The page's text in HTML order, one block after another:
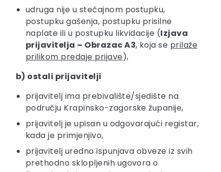
udruga nije u stečajnom postupku,
postupku gašenja, postupku prisilne
naplate ili u postupku likvidacije (Izjava
prijavitelja – Obrazac A3, koja se prilaže
prilikom predaje prijave),
b) ostali prijavitelji
prijavitelj ima prebivalište/sjedište na
području Krapinsko-zagorske županije,
prijavitelj je upisan u odgovarajući registar,
kada je primjenjivo,
prijavitelj uredno ispunjava obveze iz svih
prethodno sklopljenih ugovora o